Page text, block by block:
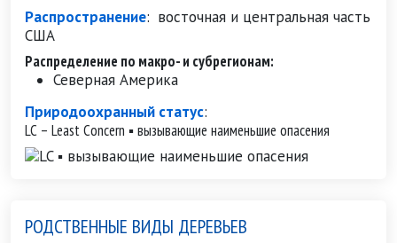
Распространение: восточная и центральная часть
США
Распределение по макро- и субрегионам:
Северная Америка
Природоохранный статус:
LC – Least Concern ▪ вызывающие наименьшие опасения
РОДСТВЕННЫЕ ВИДЫ ДЕРЕВЬЕВ